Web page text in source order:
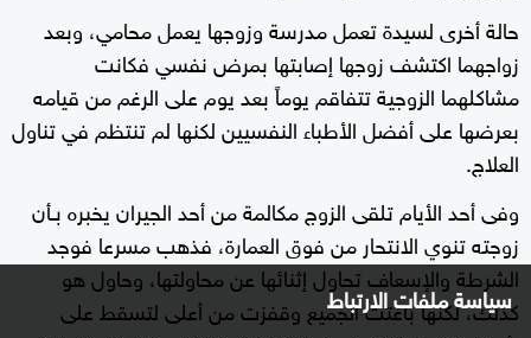
سياسة ملفات الارتباط
حالة أخرى لسيدة تعمل مدرسة وزوجها يعمل محامي، وبعد
زواجهما اكتشف زوجها إصابتها بمرض نفسي فكانت
مشاكلهما الزوجية تتفاقم يوماً بعد يوم على الرغم من قيامه
بعرضها على أفضل الأطباء النفسيين لكنها لم تنتظم في تناول
العلاج.
وفى أحد الأيام تلقى الزوج مكالمة من أحد الجيران يخبره بـأن
زوجته تنوي الانتحار من فوق العمارة، فذهب مسرعا فوجد
الشرطة والإسعاف تحاول إثنائها عن محاولتها، وحاول هو
كذلك، لكنها باغتت الجميع وقفزت من أعلى لتسقط على